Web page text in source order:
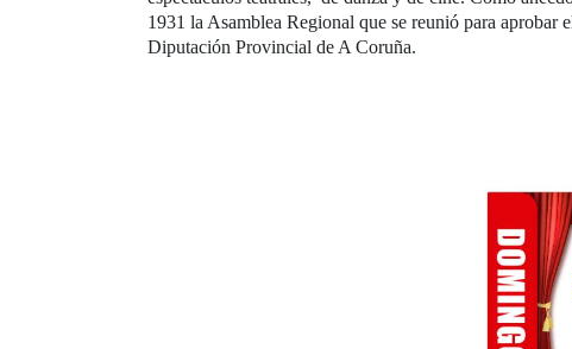
1931 la Asamblea Regional que se reunió para aprobar
Diputación Provincial de A Coruña.